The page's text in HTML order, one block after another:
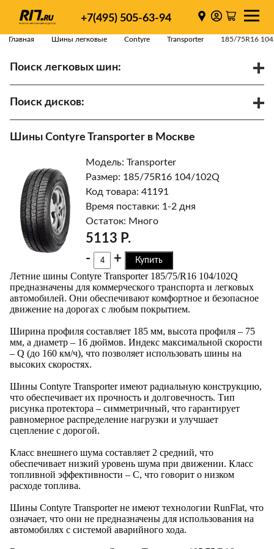
+7(495) 505-63-94
Главная Шины легковые Contyre Transporter 185/75R16
Поиск легковых шин:
Поиск дисков:
Ступица
Найти
Шины Contyre Transporter в Москве
Модель: Transporter
Размер: 185/75R16 104/102Q
Код товара: 41191
Время поставки: 1-2 дня
Остаток: Много
5113 Р.
-
+ Купить
Летние шины Contyre Transporter 185/75/R16 104/102Q
предназначены для коммерческого транспорта и легковых
автомобилей. Они обеспечивают комфортное и безопасное
движение на дорогах с любым покрытием.
Ширина профиля составляет 185 мм, высота профиля – 75
мм, а диаметр – 16 дюймов. Индекс максимальной скорости
– Q (до 160 км/ч), что позволяет использовать шины на
высоких скоростях.
Шины Contyre Transporter имеют радиальную конструкцию,
что обеспечивает их прочность и долговечность. Тип
рисунка протектора – симметричный, что гарантирует
равномерное распределение нагрузки и улучшает
сцепление с дорогой.
Класс внешнего шума составляет 2 средний, что
обеспечивает низкий уровень шума при движении. Класс
топливной эффективности – C, что говорит о низком
расходе топлива.
Шины Contyre Transporter не имеют технологии RunFlat, что
означает, что они не предназначены для использования на
автомобилях с системой аварийного хода.